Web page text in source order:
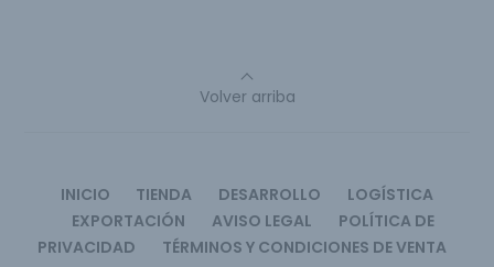
Volver arriba
INICIO TIENDA DESARROLLO
LOGÍSTICA
EXPORTACIÓN
AVISO LEGAL
POLÍTICA DE
PRIVACIDAD
TÉRMINOS Y CONDICIONES DE VENTA